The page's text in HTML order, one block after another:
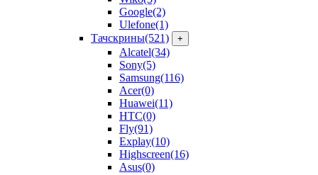
Google(2)
Ulefone(1)
Тачскрины(521) +
Alcatel(34)
Sony(5)
Samsung(116)
Acer(0)
Huawei(11)
HTC(0)
Fly(91)
Explay(10)
Highscreen(16)
Asus(0)